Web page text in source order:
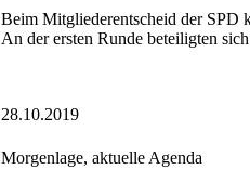
Beim Mitgliederentscheid der SPD
An der ersten Runde beteiligten
28.10.2019
Morgenlage, aktuelle Agenda